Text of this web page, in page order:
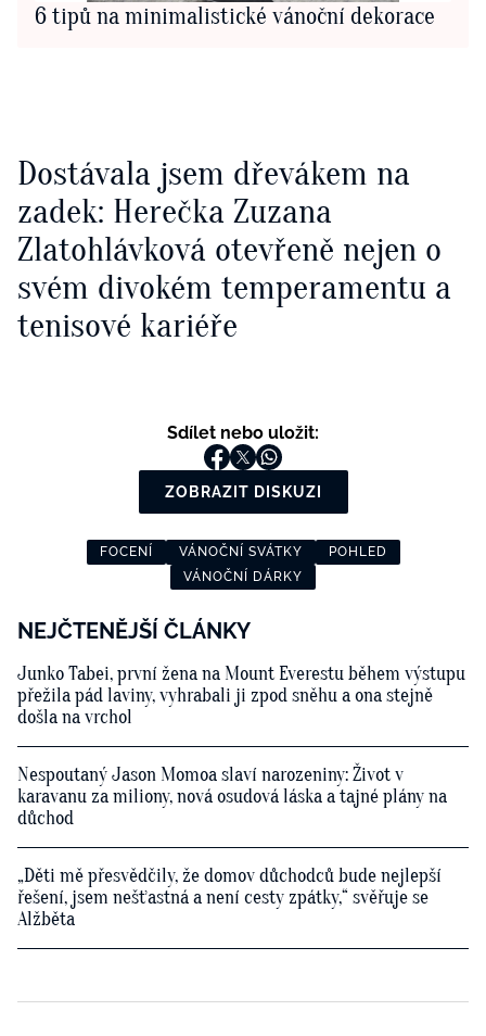
6 tipů na minimalistické vánoční dekorace
Dostávala jsem dřevákem na
zadek: Herečka Zuzana
Zlatohlávková otevřeně nejen o
svém divokém temperamentu a
tenisové kariéře
Sdílet nebo uložit:
ZOBRAZIT DISKUZI
FOCENÍ VÁNOČNÍ SVÁTKY
POHLED
VÁNOČNÍ DÁRKY
NEJČTENĚJŠÍ ČLÁNKY
Junko Tabei, první žena na Mount Everestu během výstupu
přežila pád laviny, vyhrabali ji zpod sněhu a ona stejně
došla na vrchol
Nespoutaný Jason Momoa slaví narozeniny: Život v
karavanu za miliony, nová osudová láska a tajné plány na
důchod
„Děti mě přesvědčily, že domov důchodců bude nejlepší
řešení, jsem nešťastná a není cesty zpátky,“ svěřuje se
Alžběta